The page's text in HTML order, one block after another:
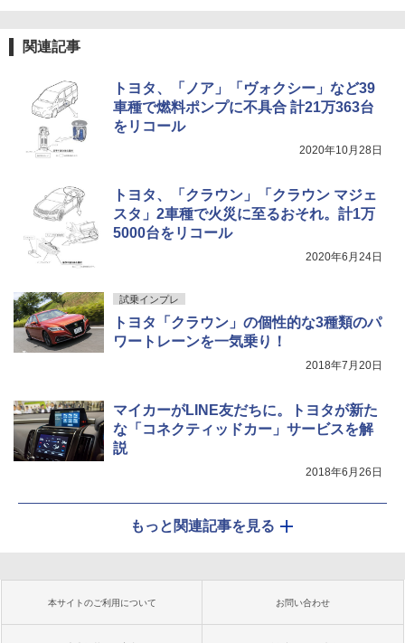
関連記事
トヨタ、「ノア」「ヴォクシー」など39
車種で燃料ポンプに不具合 計21万363台
をリコール
2020年10月28日
トヨタ、「クラウン」「クラウン マジェ
スタ」2車種で火災に至るおそれ。計1万
5000台をリコール
2020年6月24日
試乗インプレ
トヨタ「クラウン」の個性的な3種類のパ
ワートレーンを一気乗り！
2018年7月20日
マイカーがLINE友だちに。トヨタが新た
な「コネクティッドカー」サービスを解
説
2018年6月26日
もっと関連記事を見る
本サイトのご利用について お問い合わせ